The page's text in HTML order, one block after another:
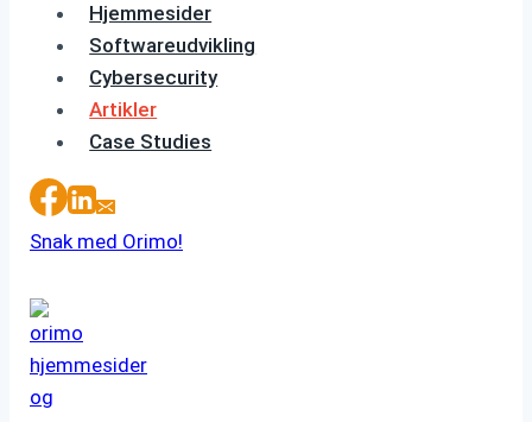
Hjemmesider
Softwareudvikling
Cybersecurity
Artikler
Case Studies
Snak med Orimo!